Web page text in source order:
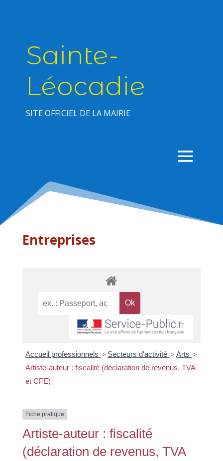
Sainte-
Léocadie
SITE OFFICIEL DE LA MAIRIE
Entreprises
Accueil professionnels > Secteurs d'activité > Arts >
Artiste-auteur : fiscalité (déclaration de revenus, TVA
et CFE)
Fiche pratique
Artiste-auteur : fiscalité
(déclaration de revenus, TVA